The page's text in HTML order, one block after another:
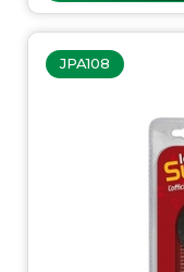
JPA108